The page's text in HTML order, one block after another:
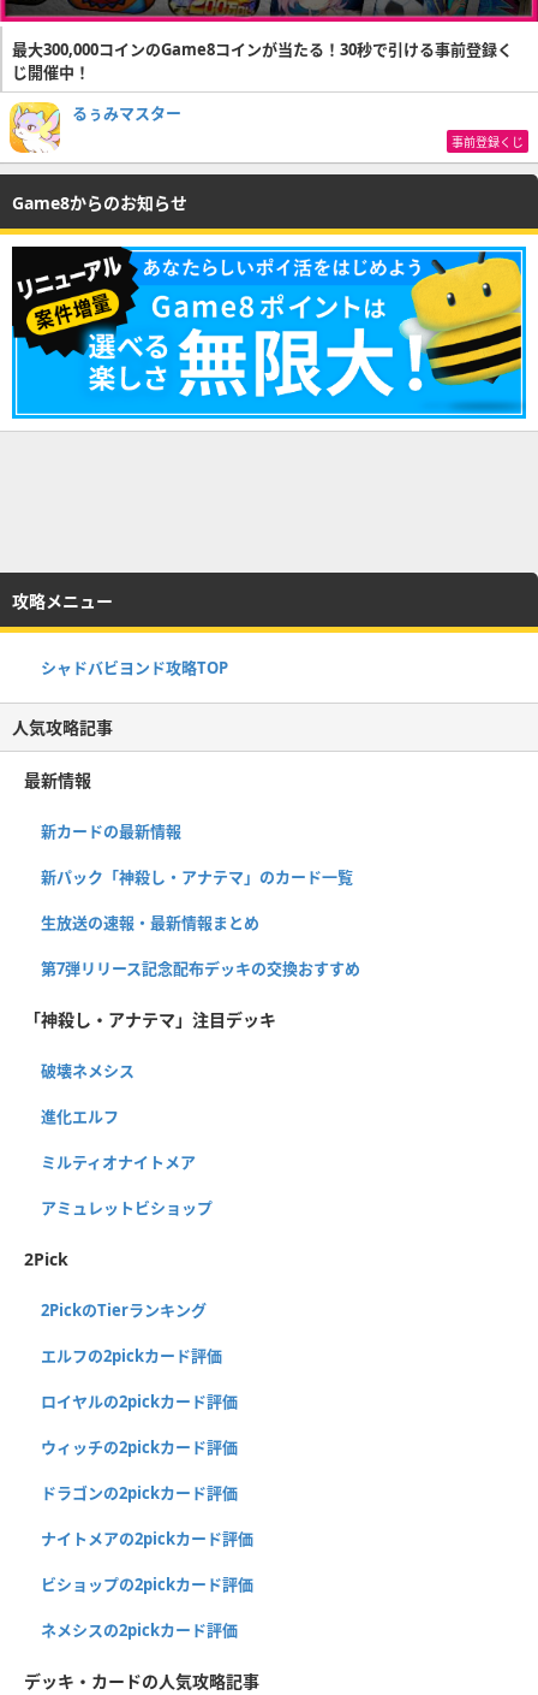
最大300,000コインのGame8コインが当たる！30秒で引ける事前登録く
じ開催中！
るぅみマスター
事前登録くじ
Game8からのお知らせ
攻略メニュー
シャドバビヨンド攻略TOP
人気攻略記事
最新情報
新カードの最新情報
新パック「神殺し・アナテマ」のカード一覧
生放送の速報・最新情報まとめ
第7弾リリース記念配布デッキの交換おすすめ
「神殺し・アナテマ」注目デッキ
破壊ネメシス
進化エルフ
ミルティオナイトメア
アミュレットビショップ
2Pick
2PickのTierランキング
エルフの2pickカード評価
ロイヤルの2pickカード評価
ウィッチの2pickカード評価
ドラゴンの2pickカード評価
ナイトメアの2pickカード評価
ビショップの2pickカード評価
ネメシスの2pickカード評価
デッキ・カードの人気攻略記事